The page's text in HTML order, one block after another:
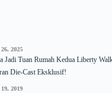
2025
Jadi Tuan Rumah Kedua Liberty
Die-Cast Eksklusif!
2019